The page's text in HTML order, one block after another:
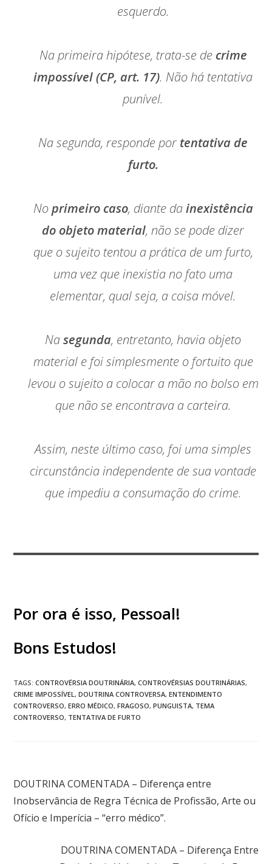
esquerdo.
Na primeira hipótese, trata-se de crime
impossível (CP, art. 17). Não há tentativa
punível.
Na segunda, responde por tentativa de
furto.
Noprimeiro caso, diante dainexistência
do objeto material, não se pode dizer
que o sujeito tentou a prática de um furto,
uma vez que inexistia no fato uma
elementar, qual seja, a coisa móvel.
Nasegunda, entretanto, havia objeto
material e foi simplesmente o fortuito que
levou o sujeito a colocar a mão no bolso em
que não se encontrava a carteira.
Assim, neste último caso, foi uma simples
circunstância independente de sua vontade
que impediu a consumação do crime.
Por ora é isso, Pessoal!
Bons Estudos!
TAGS:CONTROVÉRSIA DOUTRINÁRIA, CONTROVÉRSIAS DOUTRINÁRIAS,
CRIME IMPOSSÍVEL , DOUTRINA CONTROVERSA, ENTENDIMENTO
CONTROVERSO, ERRO MÉDICO, FRAGOSO, PUNGUISTA, TEMA
CONTROVERSO, TENTATIVA DE FURTO
DOUTRINA COMENTADA – Diferença entre
Inobservância de Regra Técnica de Profissão, Arte ou
Ofício e Imperícia – “erro médico”.
DOUTRINA COMENTADA – Diferença Entre